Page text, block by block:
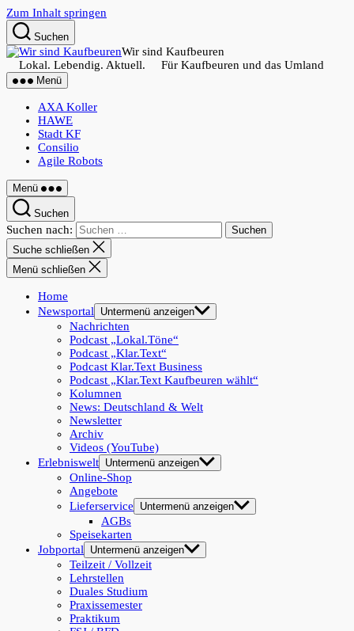
Zum Inhalt springen
Suchen
Wir sind Kaufbeuren
Lokal. Lebendig. Aktuell. Für Kaufbeuren und das Umland
Menü
AXA Koller
HAWE
Stadt KF
Consilio
Agile Robots
Menü
Suchen
Suchen nach:
Suche schließen
Menü schließen
Home
Newsportal
Untermenü anzeigen
Nachrichten
Podcast „Lokal.Töne“
Podcast „Klar.Text“
Podcast Klar.Text Business
Podcast „Klar.Text Kaufbeuren wählt“
Kolumnen
News: Deutschland & Welt
Newsletter
Archiv
Videos (YouTube)
Erlebniswelt Untermenü anzeigen
Online-Shop
Angebote
Lieferservice
Untermenü anzeigen
AGBs
Speisekarten
Jobportal
Untermenü anzeigen
Teilzeit / Vollzeit
Lehrstellen
Duales Studium
Praxissemester
Praktikum